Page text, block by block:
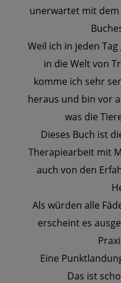
unerwartet mit
Weil ich in jeden
in die Welt von
komme ich sehr
heraus und bin vor
was die
Dieses Buch ist
Therapiearbeit mit
auch von den
Als würden alle
erscheint es
Eine
Das ist